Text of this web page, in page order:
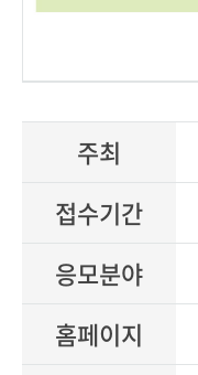
주최
접수기간
응모분야
홈페이지